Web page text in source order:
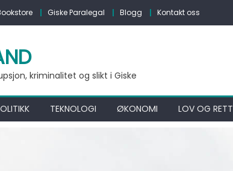
Giske Paralegal Blogg Kontakt oss
kriminalitet og slikt i Giske
TEKNOLOGI ØKONOMI LOV OG RETT